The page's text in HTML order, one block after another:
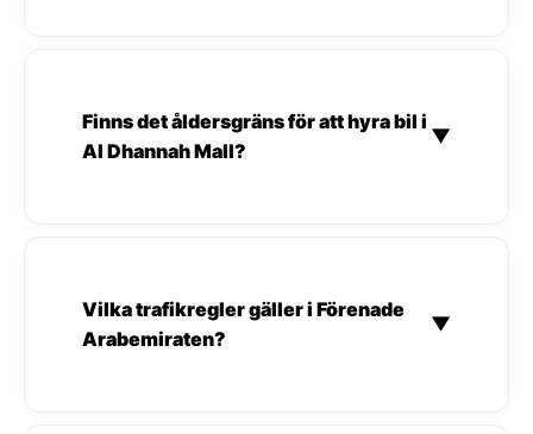
Finns det åldersgräns för att hyra bil i
Al Dhannah Mall?
▼
Vilka trafikregler gäller i Förenade
Arabemiraten?
▼